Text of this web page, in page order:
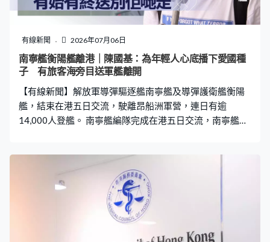
主白先生向《一線搜查》表示，於去年8月初，在該店預訂
了三個同款模型，每隻價值1,800元，合共支付5,400元全
數訂金。店家原本承諾今年1月底到貨，惟去到2月仍音訊
全無。白先生表示，日前透過報道得知警方已循刑事方向
調查該店，於是決定前往旺角警署報案。在報案當日，白
店家態度隨即產生180度轉變
有線新聞 2026年07月06日
南寧艦衡陽艦離港｜陳國基：為年輕人心底播下愛國種
子 有旅客海旁目送軍艦離開
【有線新聞】解放軍導彈驅逐艦南寧艦及導彈護衛艦衡陽
艦，結束在港五日交流，駛離昂船洲軍營，連日有逾
14,000人登艦。 南寧艦編隊完成在港五日交流，南寧艦、
增加市民民族自豪感。「親身體會官兵的堅韌與擔當精
神，明白軍人肩負著保家衛國的重任，如此的親身體會，
為年輕人心底播下愛國種子，讓家國情懷不再是書上的概
念，而是觸手可及的感動，上了一個深刻的、主動的愛國
主義教育體驗課。」兩艘軍艦組織5日開放活動，邀請逾